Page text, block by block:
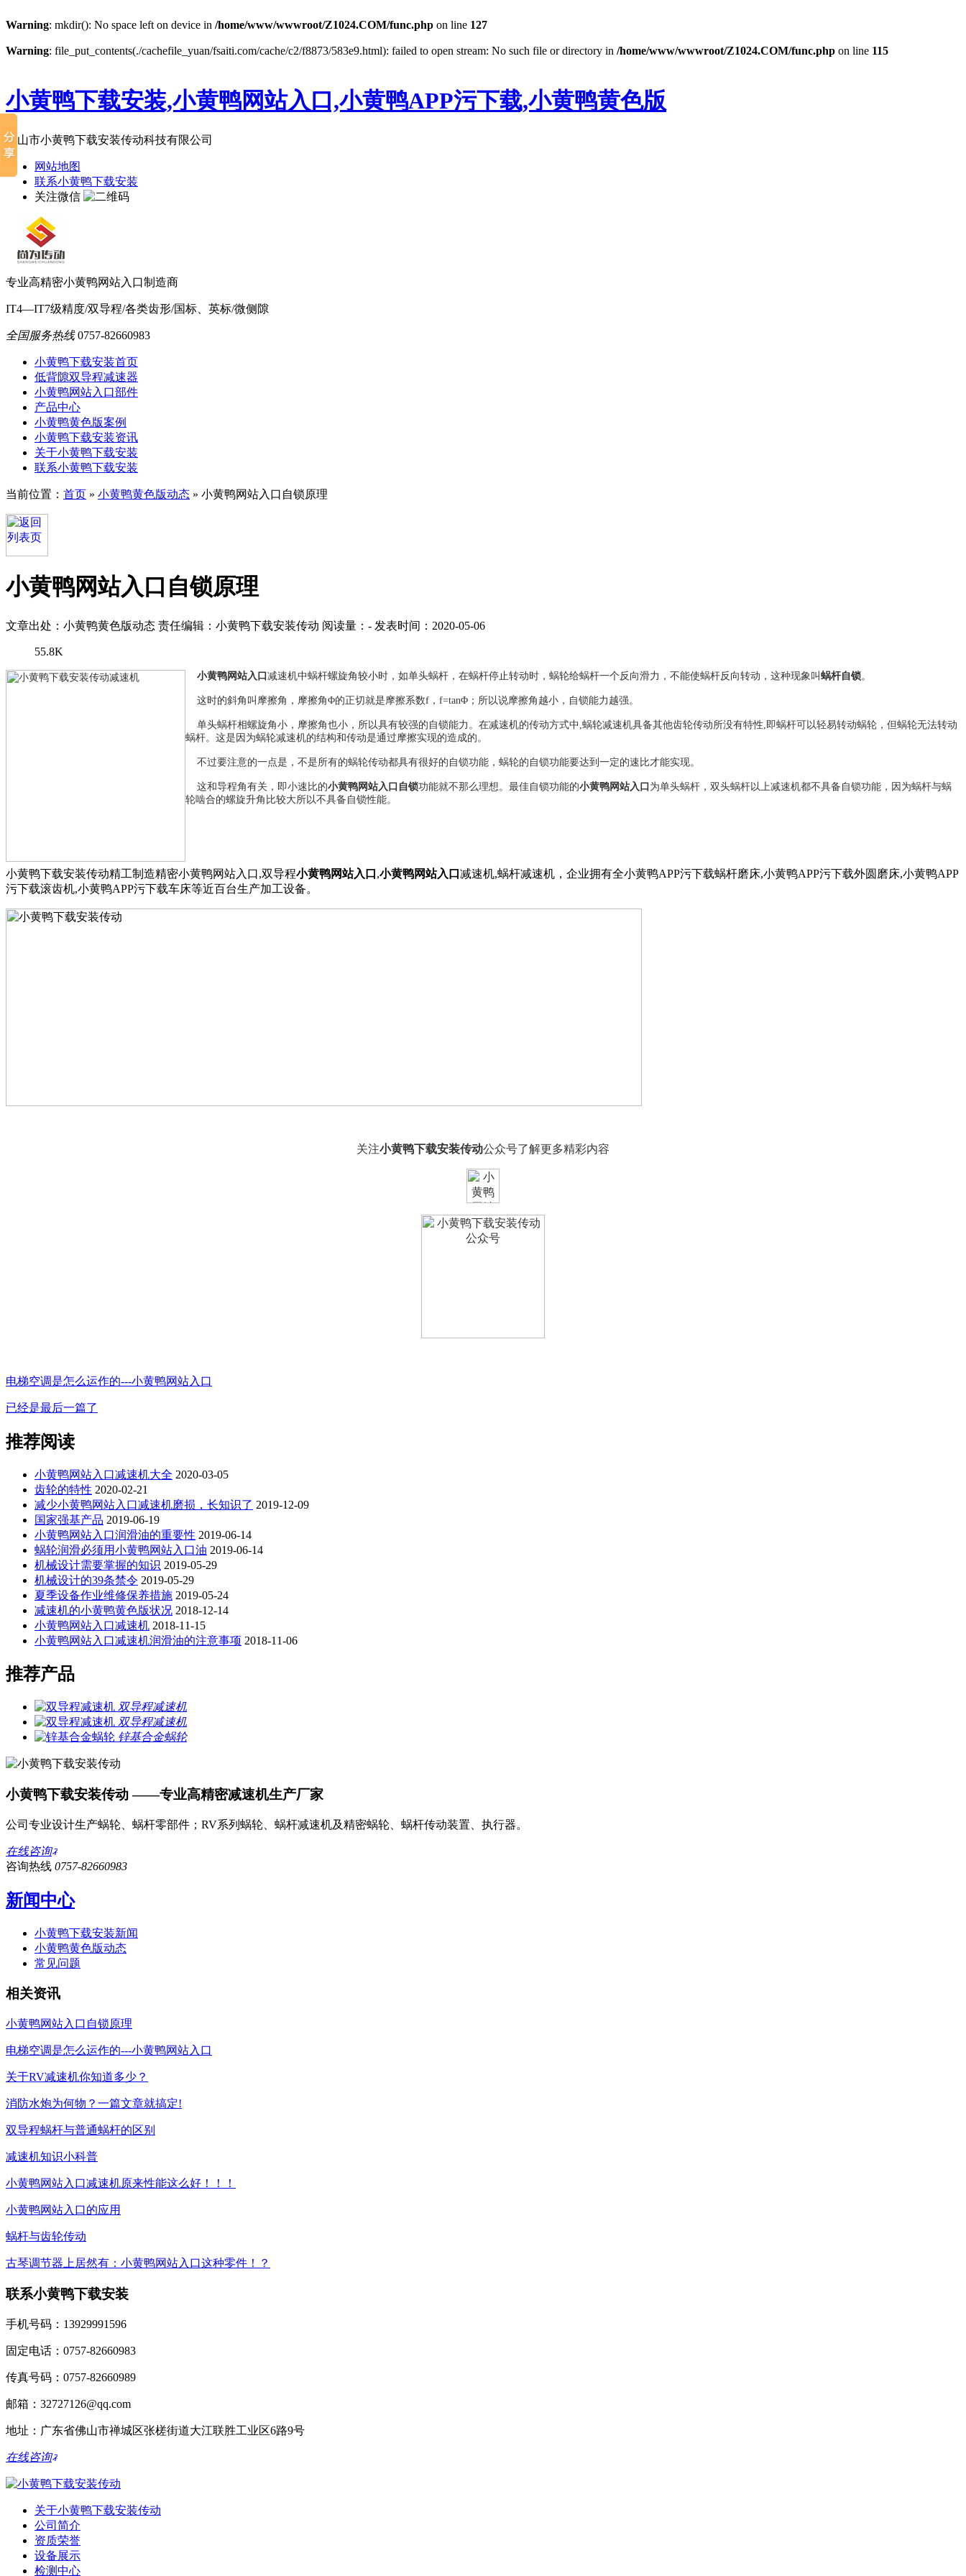
Warning: mkdir(): No space left on device in /home/www/wwwroot/Z1024.COM/func.php on line 127
Warning: file_put_contents(./cachefile_yuan/fsaiti.com/cache/c2/f8873/583e9.html): failed to open stream: No such file or directory in /home/www/wwwroot/Z1024.COM/func.php on line 115
小黄鸭下载安装,小黄鸭网站入口,小黄鸭APP污下载,小黄鸭黄色版
佛山市小黄鸭下载安装传动科技有限公司
网站地图
联系小黄鸭下载安装
关注微信
专业高精密小黄鸭网站入口制造商
IT4—IT7级精度/双导程/各类齿形/国标、英标/微侧隙
全国服务热线 0757-82660983
小黄鸭下载安装首页
低背隙双导程减速器
小黄鸭网站入口部件
产品中心
小黄鸭黄色版案例
小黄鸭下载安装资讯
关于小黄鸭下载安装
联系小黄鸭下载安装
当前位置： 首页 » 小黄鸭黄色版动态 » 小黄鸭网站入口自锁原理
小黄鸭网站入口自锁原理
文章出处：小黄鸭黄色版动态 责任编辑：小黄鸭下载安装传动 阅读量： - 发表时间：2020-05-06
55.8K
小黄鸭网站入口 减速机中蜗杆螺旋角较小时，如单头蜗杆，在蜗杆停止转动时，蜗轮给蜗杆一个反向滑力，不能使蜗杆反向转动，这种现象叫 蜗杆自锁。
这时的斜角叫摩擦角，摩擦角Φ的正切就是摩擦系数f，f=tanΦ ；所以说摩擦角越小，自锁能力越强。
单头蜗杆相螺旋角小，摩擦角也小，所以具有较强的自锁能力。在减速机的传动方式中 ,蜗轮减速机具备其他齿轮传动所没有特性,即蜗杆可以轻易转动蜗轮，但蜗轮无法转动
蜗杆。这是因为蜗轮减速机的结构和传动是通过摩擦实现的造成的。
不过要注意的一点是，不是所有的蜗轮传动都具有很好的自锁功能，蜗轮的自锁功能要达到一定的速比才能实现。
这和导程角有关，即小速比的小黄鸭网站入口自锁功能就不那么理想。最佳自锁功能的小黄鸭网站入口 为单头蜗杆，双头蜗杆以上减速机都不具备自锁功能，因为蜗杆与蜗
轮啮合的螺旋升角比较大所以不具备自锁性能。
小黄鸭下载安装传动精工制造精密小黄鸭网站入口,双导程小黄鸭网站入口 ,小黄鸭网站入口 减速机,蜗杆减速机，企业拥有全小黄鸭APP污下载蜗杆磨床,小黄鸭APP污下载外圆磨床,小黄鸭APP
污下载滚齿机,小黄鸭APP污下载车床等近百台生产加工设备。
关注小黄鸭下载安装传动公众号了解更多精彩内容
电梯空调是怎么运作的---小黄鸭网站入口
已经是最后一篇了
推荐阅读
小黄鸭网站入口减速机大全 2020-03-05
齿轮的特性 2020-02-21
减少小黄鸭网站入口减速机磨损，长知识了 2019-12-09
国家强基产品 2019-06-19
小黄鸭网站入口润滑油的重要性 2019-06-14
蜗轮润滑必须用小黄鸭网站入口油 2019-06-14
机械设计需要掌握的知识 2019-05-29
机械设计的39条禁令 2019-05-29
夏季设备作业维修保养措施 2019-05-24
减速机的小黄鸭黄色版状况 2018-12-14
小黄鸭网站入口减速机 2018-11-15
小黄鸭网站入口减速机润滑油的注意事项 2018-11-06
推荐产品
双导程减速机
双导程减速机
锌基合金蜗轮
小黄鸭下载安装传动 ——专业高精密减速机生产厂家
公司专业设计生产蜗轮、蜗杆零部件；RV系列蜗轮、蜗杆减速机及精密蜗轮、蜗杆传动装置、执行器。
在线咨询
咨询热线 0757-82660983
新闻中心
小黄鸭下载安装新闻
小黄鸭黄色版动态
常见问题
相关资讯
小黄鸭网站入口自锁原理
电梯空调是怎么运作的---小黄鸭网站入口
关于RV减速机你知道多少？
消防水炮为何物？一篇文章就搞定!
双导程蜗杆与普通蜗杆的区别
减速机知识小科普
小黄鸭网站入口减速机原来性能这么好！！！
小黄鸭网站入口的应用
蜗杆与齿轮传动
古琴调节器上居然有：小黄鸭网站入口这种零件！？
联系小黄鸭下载安装
手机号码：13929991596
固定电话：0757-82660983
传真号码：0757-82660989
邮箱：32727126@qq.com
地址：广东省佛山市禅城区张槎街道大江联胜工业区6路9号
在线咨询
关于小黄鸭下载安装传动
公司简介
资质荣誉
设备展示
检测中心